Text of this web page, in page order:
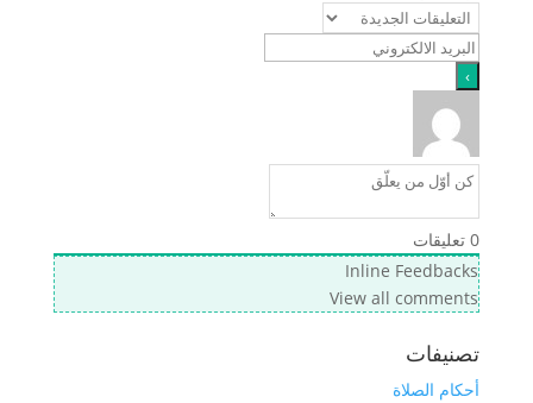
0تعليقات
Inline Feedbacks
View all comments
تصنيفات
أحكام الصلاة